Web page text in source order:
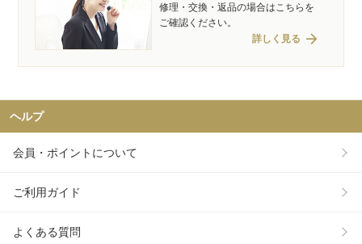
修理・交換・返品の場合はこちらを
ご確認ください。
詳しく見る arrow_forward
ヘルプ
会員・ポイントについて
ご利用ガイド
よくある質問